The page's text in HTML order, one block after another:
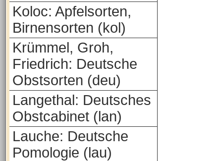
Koloc: Apfelsorten,
Birnensorten (kol)
Krümmel, Groh,
Friedrich: Deutsche
Obstsorten (deu)
Langethal: Deutsches
Obstcabinet (lan)
Lauche: Deutsche
Pomologie (lau)